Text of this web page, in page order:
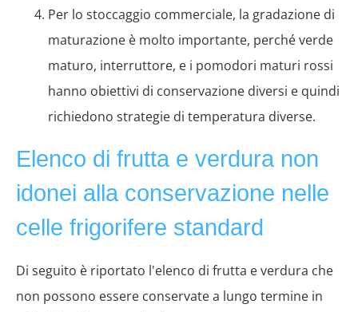
Per lo stoccaggio commerciale, la gradazione di
maturazione è molto importante, perché verde
maturo, interruttore, e i pomodori maturi rossi
hanno obiettivi di conservazione diversi e quindi
richiedono strategie di temperatura diverse.
Elenco di frutta e verdura non
idonei alla conservazione nelle
celle frigorifere standard
Di seguito è riportato l'elenco di frutta e verdura che
non possono essere conservate a lungo termine in